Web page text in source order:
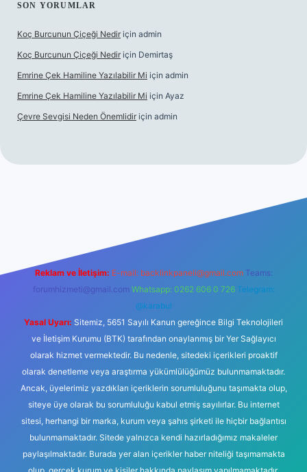
SON YORUMLAR
Koç Burcunun Çiçeği Nedir için admin
Koç Burcunun Çiçeği Nedir için Demirtaş
Emrine Çek Hamiline Yazılabilir Mi için admin
Emrine Çek Hamiline Yazılabilir Mi için Ayaz
Çevre Sevgisi Neden Önemlidir için admin
Reklam ve İletişim: E-mail: backlinkpaneli@gmail.com Teams:
forumhizmeti@gmail.com Whatsapp: 0262 606 0 726 Telegram:
@karabul
Yasal Uyarı: Sitemiz, 5651 Sayılı Kanun gereğince Bilgi Teknolojileri
ve İletişim Kurumu (BTK) tarafından onaylanmış bir Yer Sağlayıcı
olarak hizmet vermektedir. Bu nedenle, sitedeki içerikleri proaktif
olarak denetleme veya araştırma yükümlülüğümüz bulunmamaktadır.
Ancak, üyelerimiz yazdıkları içeriklerin sorumluluğunu taşımakta olup,
siteye üye olarak bu sorumluluğu kabul etmiş sayılırlar. Bu internet
sitesi, herhangi bir marka, kurum veya şahıs şirketi ile hiçbir bağlantısı
bulunmamaktadır. Sitede yalnızca kendi hazırladığımız makaleler
paylaşılmaktadır. Burada yer alan içerikler haber niteliği taşımamakta